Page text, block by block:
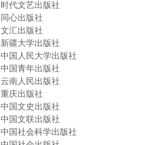
时代文艺出版社
同心出版社
文汇出版社
新疆大学出版社
中国人民大学出版社
中国青年出版社
云南人民出版社
重庆出版社
中国文史出版社
中国文联出版社
中国社会科学出版社